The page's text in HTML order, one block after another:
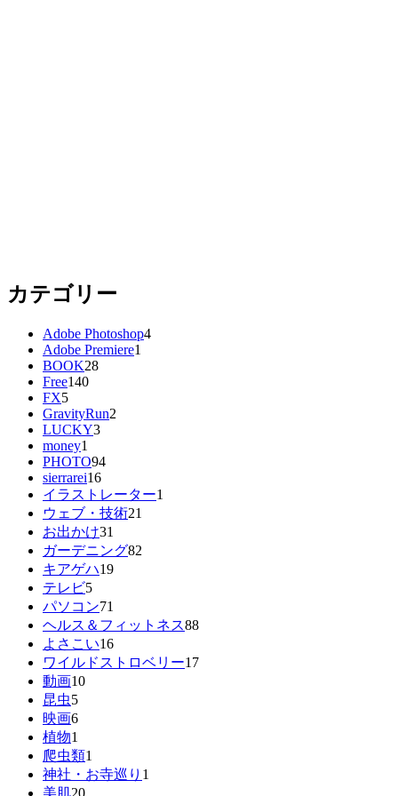
カテゴリー
Adobe Photoshop4
Adobe Premiere1
BOOK28
Free140
FX5
GravityRun2
LUCKY3
money1
PHOTO94
sierrarei16
イラストレーター1
ウェブ・技術21
お出かけ31
ガーデニング82
キアゲハ19
テレビ5
パソコン71
ヘルス＆フィットネス88
よさこい16
ワイルドストロベリー17
動画10
昆虫5
映画6
植物1
爬虫類1
神社・お寺巡り 1
美肌20